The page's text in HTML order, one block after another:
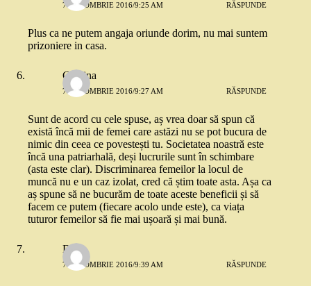
7 OCTOMBRIE 2016/9:25 AM RĂSPUNDE
Plus ca ne putem angaja oriunde dorim, nu mai suntem
prizoniere in casa.
Cristina
7 OCTOMBRIE 2016/9:27 AM RĂSPUNDE
Sunt de acord cu cele spuse, aș vrea doar să spun că
există încă mii de femei care astăzi nu se pot bucura de
nimic din ceea ce povestești tu. Societatea noastră este
încă una patriarhală, deși lucrurile sunt în schimbare
(asta este clar). Discriminarea femeilor la locul de
muncă nu e un caz izolat, cred că știm toate asta. Așa ca
aș spune să ne bucurăm de toate aceste beneficii și să
facem ce putem (fiecare acolo unde este), ca viața
tuturor femeilor să fie mai ușoară și mai bună.
Deea
7 OCTOMBRIE 2016/9:39 AM RĂSPUNDE